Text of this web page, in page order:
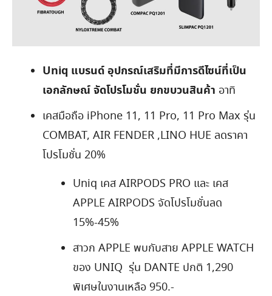
Uniq แบรนด์ อุปกรณ์เสริมที่มีการดีไซน์ที่เป็น
เอกลักษณ์ จัดโปรโมชั่น ยกขบวนสินค้า อาทิ
เคสมือถือ iPhone 11, 11 Pro, 11 Pro Max รุ่น
COMBAT, AIR FENDER ,LINO HUE ลดราคา
โปรโมชั่น 20%
Uniq เคส AIRPODS PRO และ เคส
APPLE AIRPODS จัดโปรโมชั่นลด
15%-45%
สาวก APPLE พบกับสาย APPLE WATCH
ของ UNIQ รุ่น DANTE ปกติ 1,290
พิเศษในงานเหลือ 950.-